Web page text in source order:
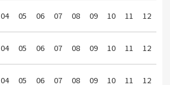
04 05 06 07 08 09 10 11 12
04 05 06 07 08 09 10 11 12
04 05 06 07 08 09 10 11 12